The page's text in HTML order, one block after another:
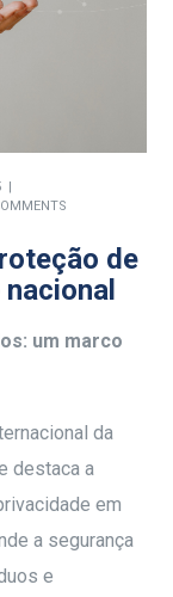
de
nacional
um marco
da
destaca a
em
a segurança
e